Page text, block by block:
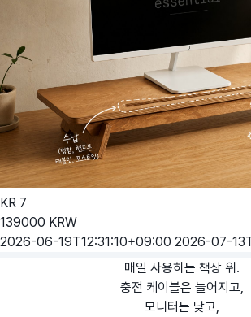
KR 7
139000 KRW
2026-06-19T12:31:10+09:00 2026-07-
매일 사용하는 책상 위.
충전 케이블은 늘어지고,
모니터는 낮고,